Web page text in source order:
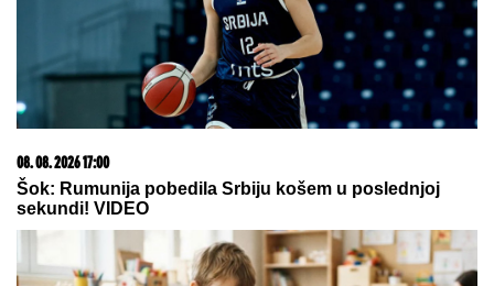
08. 08. 2026 17:00
Šok: Rumunija pobedila Srbiju košem u poslednjoj
sekundi! VIDEO